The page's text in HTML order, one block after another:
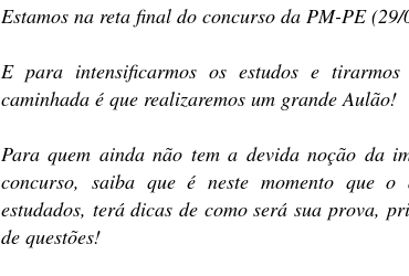
Estamos na reta final do concurso da PM-PE (29/
E para intensificarmos os estudos e
caminhada é que realizaremos um grande Aulão!
Para quem ainda não tem a devida noção da
concurso, saiba que é neste momento que o
estudados, terá dicas de como será sua prova,
de questões!